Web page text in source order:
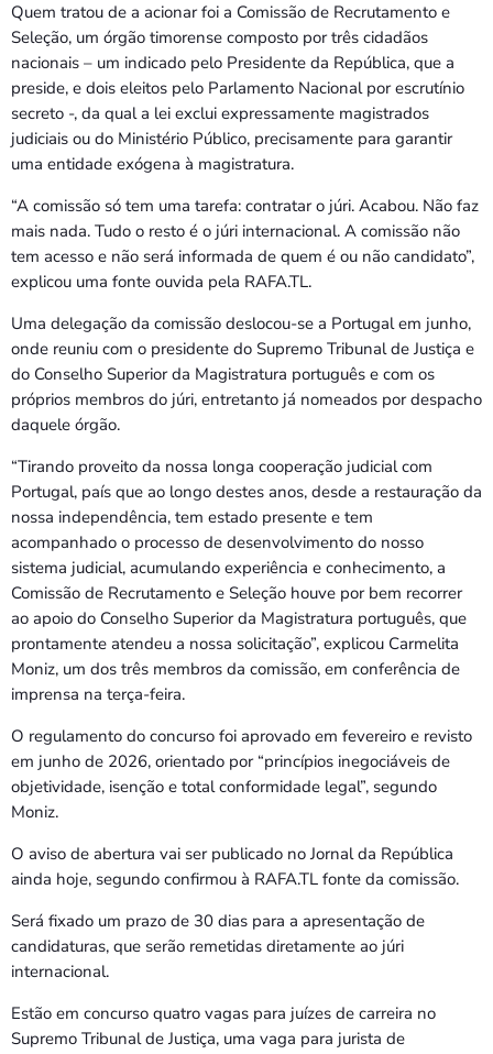
Quem tratou de a acionar foi a Comissão de Recrutamento e
Seleção, um órgão timorense composto por três cidadãos
nacionais – um indicado pelo Presidente da República, que a
preside, e dois eleitos pelo Parlamento Nacional por escrutínio
secreto -, da qual a lei exclui expressamente magistrados
judiciais ou do Ministério Público, precisamente para garantir
uma entidade exógena à magistratura.
“A comissão só tem uma tarefa: contratar o júri. Acabou. Não faz
mais nada. Tudo o resto é o júri internacional. A comissão não
tem acesso e não será informada de quem é ou não candidato”,
explicou uma fonte ouvida pela RAFA.TL.
Uma delegação da comissão deslocou-se a Portugal em junho,
onde reuniu com o presidente do Supremo Tribunal de Justiça e
do Conselho Superior da Magistratura português e com os
próprios membros do júri, entretanto já nomeados por despacho
daquele órgão.
“Tirando proveito da nossa longa cooperação judicial com
Portugal, país que ao longo destes anos, desde a restauração da
nossa independência, tem estado presente e tem
acompanhado o processo de desenvolvimento do nosso
sistema judicial, acumulando experiência e conhecimento, a
Comissão de Recrutamento e Seleção houve por bem recorrer
ao apoio do Conselho Superior da Magistratura português, que
prontamente atendeu a nossa solicitação”, explicou Carmelita
Moniz, um dos três membros da comissão, em conferência de
imprensa na terça-feira.
O regulamento do concurso foi aprovado em fevereiro e revisto
em junho de 2026, orientado por “princípios inegociáveis de
objetividade, isenção e total conformidade legal”, segundo
Moniz.
O aviso de abertura vai ser publicado no Jornal da República
ainda hoje, segundo confirmou à RAFA.TL fonte da comissão.
Será fixado um prazo de 30 dias para a apresentação de
candidaturas, que serão remetidas diretamente ao júri
internacional.
Estão em concurso quatro vagas para juízes de carreira no
Supremo Tribunal de Justiça, uma vaga para jurista de